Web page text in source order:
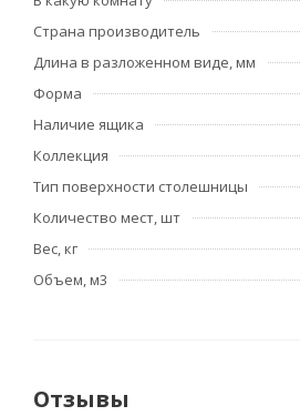
Страна производитель
Длина в разложенном виде, мм
Форма
Наличие ящика
Коллекция
Тип поверхности столешницы
Количество мест, шт
Вес, кг
Объем, м3
Отзывы